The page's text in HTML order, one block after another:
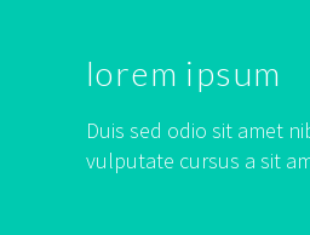
lorem ipsum
Duis sed odio sit amet
vulputate cursus a sit